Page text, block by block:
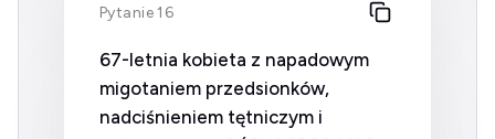
Pytanie 16
67-letnia kobieta z napadowym
migotaniem przedsionków,
nadciśnieniem tętniczym i